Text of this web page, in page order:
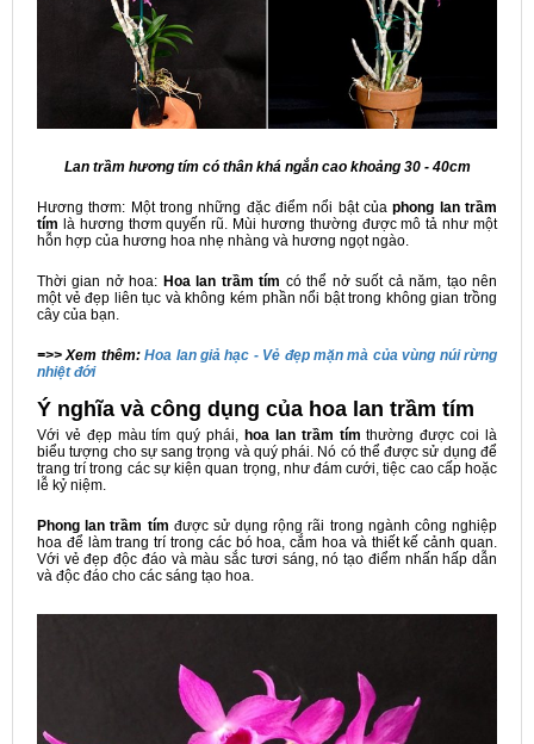
Lan trầm hương tím có thân khá ngắn cao khoảng 30 - 40cm
Hương thơm: Một trong những đặc điểm nổi bật củaphong lan trầm
tím là hương thơm quyến rũ. Mùi hương thường được mô tả như một
hỗn hợp của hương hoa nhẹ nhàng và hương ngọt ngào.
Thời gian nở hoa: Hoa lan trầm tím có thể nở suốt cả năm, tạo nên
một vẻ đẹp liên tục và không kém phần nổi bật trong không gian trồng
cây của bạn.
=>> Xem thêm:Hoa lan giả hạc - Vẻ đẹp mặn mà của vùng núi rừng
nhiệt đới
Ý nghĩa và công dụng của hoa lan trầm tím
Với vẻ đẹp màu tím quý phái, hoa lan trầm tím thường được coi là
biểu tượng cho sự sang trọng và quý phái. Nó có thể được sử dụng để
trang trí trong các sự kiện quan trọng, như đám cưới, tiệc cao cấp hoặc
lễ kỷ niệm.
Phong lan trầm tím được sử dụng rộng rãi trong ngành công nghiệp
hoa để làm trang trí trong các bó hoa, cắm hoa và thiết kế cảnh quan.
Với vẻ đẹp độc đáo và màu sắc tươi sáng, nó tạo điểm nhấn hấp dẫn
và độc đáo cho các sáng tạo hoa.